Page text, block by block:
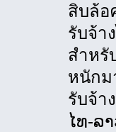
สิบล้อ
รับจ้า
สำหรั
หนักม
รับจ้า
ໄທ-ລ